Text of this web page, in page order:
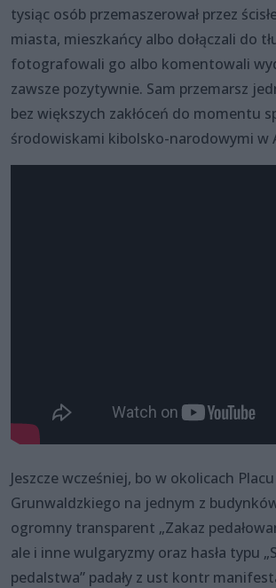
tysiąc osób przemaszerował przez
miasta, mieszkańcy albo dołączali do
fotografowali go albo komentowali
zawsze pozytywnie. Sam przemarsz
bez większych zakłóceń do momentu
środowiskami kibolsko-narodowymi w
Jeszcze wcześniej, bo w okolicach Placu
Grunwaldzkiego na jednym z
ogromny transparent „Zakaz
ale i inne wulgaryzmy oraz hasła typu
pedalstwa” padały z ust kontr